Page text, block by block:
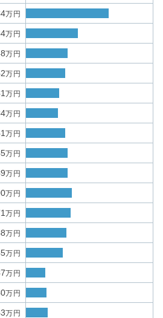
万円
万円
万円
万円
万円
万円
万円
万円
万円
万円
万円
万円
万円
万円
万円
万円